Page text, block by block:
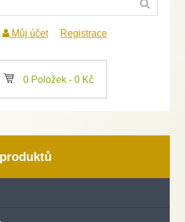
Můj účet Registrace
a 0 Položek - 0 Kč